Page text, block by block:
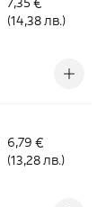
(14,38 лв.)
6,79 €
(13,28 лв.)